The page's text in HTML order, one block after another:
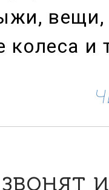
вещи,
колеса и